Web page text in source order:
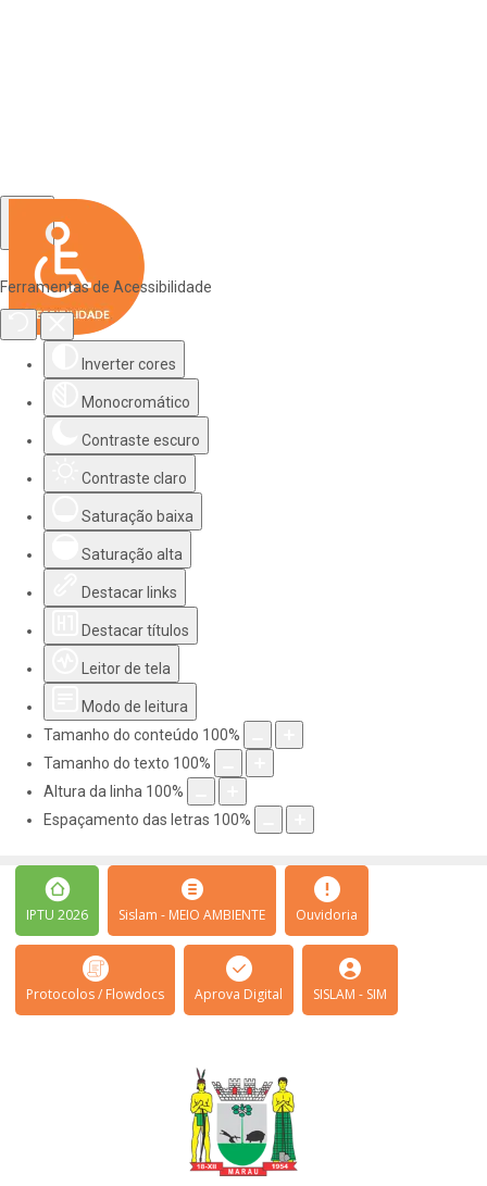
Ferramentas de Acessibilidade
Inverter cores
Monocromático
Contraste escuro
Contraste claro
Saturação baixa
Saturação alta
Destacar links
Destacar títulos
Leitor de tela
Modo de leitura
Tamanho do conteúdo 100%
Tamanho do texto 100%
Altura da linha 100%
Espaçamento das letras 100%
IPTU 2026 Sislam - MEIO AMBIENTE Ouvidoria
Protocolos / Flowdocs Aprova Digital SISLAM - SIM